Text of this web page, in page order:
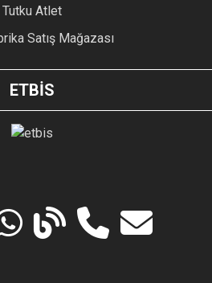
Tutku Atlet
Satış Mağazası
ETBİS